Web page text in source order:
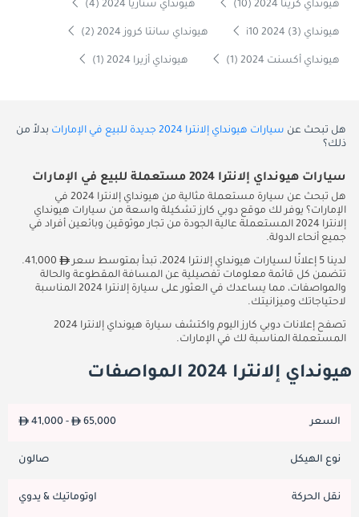
هيونداي كريتا 2024 (10) هيونداي ستاريا 2024 (4)
هيونداي i10 2024 (3) هيونداي سانتا كروز 2024 (2)
هيونداي أكسنت 2024 (1) هيونداي أزيرا 2024 (1)
هل تبحث عن سيارات هيونداي إلانترا 2024 جديدة للبيع في الإمارات
بدلاً من
ذلك؟
سيارات هيونداي إلانترا 2024 مستعملة للبيع في الإمارات
هل تبحث عن سيارة مستعملة مثالية من هيونداي إلانترا 2024 في
الإمارات؟ يوفر لك موقع دوبي كارز تشكيلة واسعة من سيارات هيونداي
إلانترا 2024 المستعملة عالية الجودة من تجار موثوقين وبائعين أفراد في
جميع أنحاء الدولة.
لدينا 5 إعلانًا لسيارات هيونداي إلانترا 2024، تبدأ بمتوسط سعر
41,000.
تتضمن كل قائمة معلومات تفصيلية عن المسافة المقطوعة والحالة
والمواصفات، مما يساعدك في العثور على سيارة إلانترا 2024 المناسبة
لاحتياجاتك وميزانيتك.
تصفح إعلانات دوبي كارز اليوم واكتشف سيارة هيونداي إلانترا 2024
المستعملة المناسبة لك في الإمارات.
هيونداي إلانترا 2024 المواصفات
السعر 41,000 - 65,000
نوع الهيكل صالون
نقل الحركة اوتوماتيك & يدوي